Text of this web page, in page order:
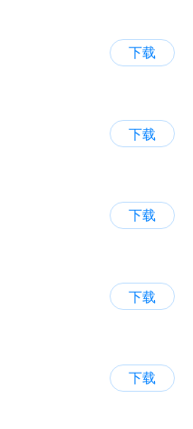
下载
下载
下载
下载
下载